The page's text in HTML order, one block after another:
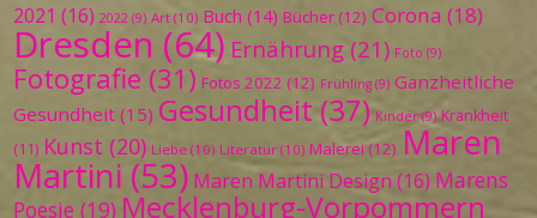
2021 (16) 2022 (9) Art (10) Buch (14) Bücher (12) Corona (18)
Dresden (64) Ernährung (21) Foto (9)
Fotografie (31) Fotos 2022 (12) Frühling (9) Ganzheitliche
Gesundheit (15) Gesundheit(37) Kinder(9) Krankheit
(11) Kunst (20) Liebe (10) Literatur (10) Malerei (12) Maren
Martini (53) Maren Martini Design(16) Marens
Poesie (19) Mecklenburg-Vorpommern